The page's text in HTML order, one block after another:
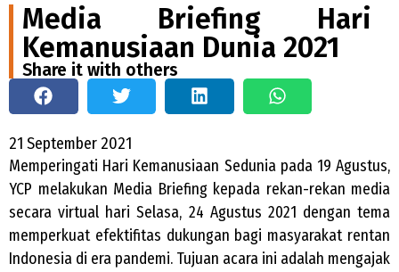
Media Briefing Hari
Kemanusiaan Dunia 2021
Share it with others
21 September 2021
Memperingati Hari Kemanusiaan Sedunia pada 19 Agustus,
YCP melakukan Media Briefing kepada rekan-rekan media
secara virtual hari Selasa, 24 Agustus 2021 dengan tema
memperkuat efektifitas dukungan bagi masyarakat rentan
Indonesia di era pandemi. Tujuan acara ini adalah mengajak